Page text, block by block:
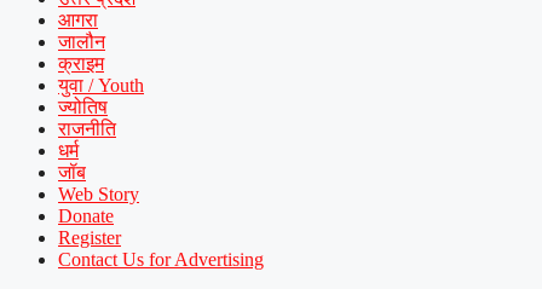
आगरा
जालौन
क्राइम
युवा / Youth
ज्योतिष
राजनीति
धर्म
जॉब
Web Story
Donate
Register
Contact Us for Advertising